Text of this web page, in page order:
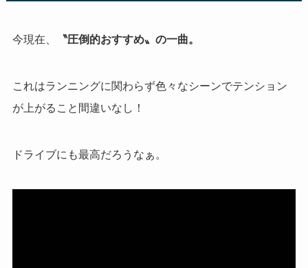
今現在、 〝圧倒的おすすめ〟の一曲。
これはランニングに関わらず色々なシーンでテンション
が上がること間違いなし！
ドライブにも最高だろうなぁ。